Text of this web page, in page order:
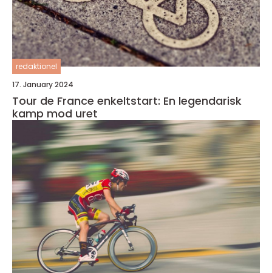
redaktionel
17. January 2024
Tour de France enkeltstart: En legendarisk
kamp mod uret